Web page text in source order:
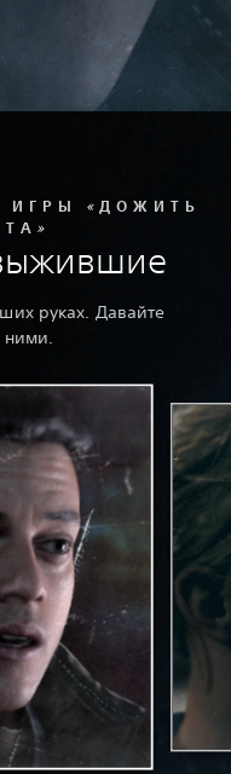
«ДОЖИТЬ
руках. Давайте
ними.